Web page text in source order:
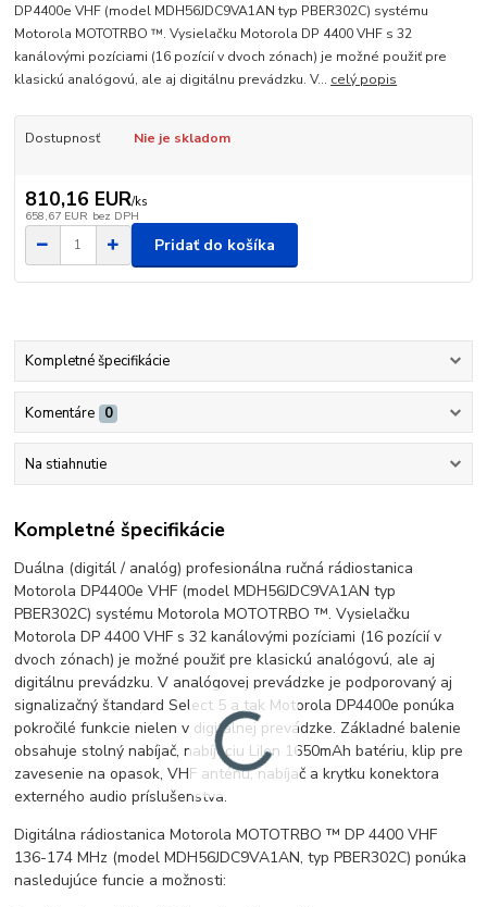
DP4400e VHF (model MDH56JDC9VA1AN typ PBER302C) systému
Motorola MOTOTRBO ™. Vysielačku Motorola DP 4400 VHF s 32
kanálovými pozíciami (16 pozícií v dvoch zónach) je možné použiť pre
klasickú analógovú, ale aj digitálnu prevádzku. V... celý popis
Dostupnosť Nie je skladom
810,16 EUR/ks
658,67 EUR bez DPH
Pridať do košíka
Kompletné špecifikácie
Komentáre 0
Na stiahnutie
Kompletné špecifikácie
Duálna (digitál / analóg) profesionálna ručná rádiostanica
Motorola DP4400e VHF (model MDH56JDC9VA1AN typ
PBER302C) systému Motorola MOTOTRBO ™. Vysielačku
Motorola DP 4400 VHF s 32 kanálovými pozíciami (16 pozícií v
dvoch zónach) je možné použiť pre klasickú analógovú, ale aj
digitálnu prevádzku. V analógovej prevádzke je podporovaný aj
signalizačný štandard Select 5 a tak Motorola DP4400e ponúka
pokročilé funkcie nielen v digitálnej prevádzke. Základné balenie
obsahuje stolný nabíjač, nabíjaciu LiIon 1650mAh batériu, klip pre
zavesenie na opasok, VHF anténu, nabíjač a krytku konektora
externého audio príslušenstva.
Digitálna rádiostanica Motorola MOTOTRBO ™ DP 4400 VHF
136-174 MHz (model MDH56JDC9VA1AN, typ PBER302C) ponúka
nasledujúce funcie a možnosti: